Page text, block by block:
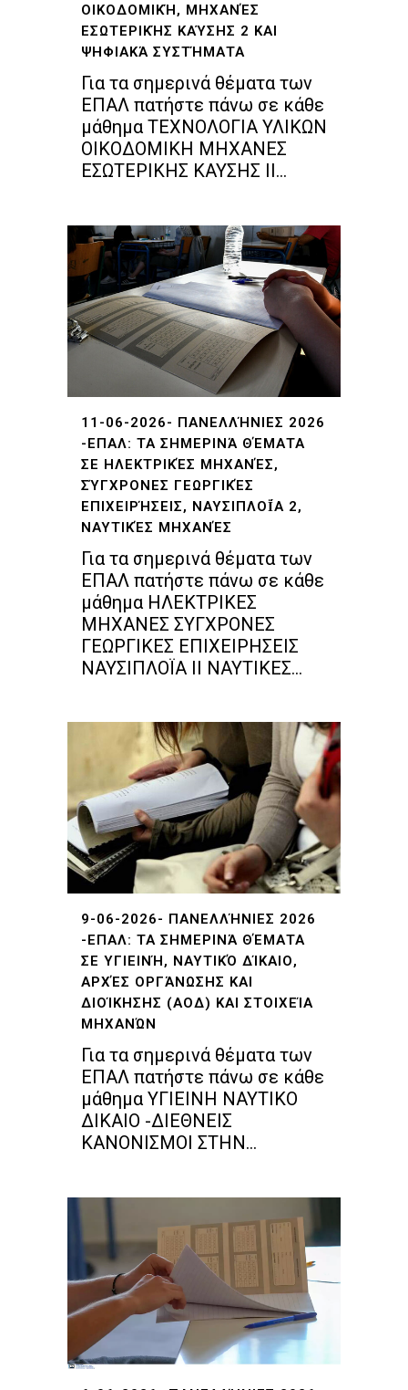
ΟΙΚΟΔΟΜΙΚΉ, ΜΗΧΑΝΈΣ
ΕΣΩΤΕΡΙΚΉΣ ΚΑΎΣΗΣ 2 ΚΑΙ
ΨΗΦΙΑΚΆ ΣΥΣΤΉΜΑΤΑ
Για τα σημερινά θέματα των
ΕΠΑΛ πατήστε πάνω σε κάθε
μάθημα ΤΕΧΝΟΛΟΓΙΑ ΥΛΙΚΩΝ
ΟΙΚΟΔΟΜΙΚΗ ΜΗΧΑΝΕΣ
ΕΣΩΤΕΡΙΚΗΣ ΚΑΥΣΗΣ II...
11-06-2026- ΠΑΝΕΛΛΉΝΙΕΣ 2026
-ΕΠΑΛ: ΤΑ ΣΗΜΕΡΙΝΆ ΘΈΜΑΤΑ
ΣΕ ΗΛΕΚΤΡΙΚΈΣ ΜΗΧΑΝΈΣ,
ΣΎΓΧΡΟΝΕΣ ΓΕΩΡΓΙΚΈΣ
ΕΠΙΧΕΙΡΉΣΕΙΣ, ΝΑΥΣΙΠΛΟΪ́Α 2, ΝΑ
ΥΤΙΚΈΣ ΜΗΧΑΝΈΣ
Για τα σημερινά θέματα των
ΕΠΑΛ πατήστε πάνω σε κάθε
μάθημα ΗΛΕΚΤΡΙΚΕΣ
ΜΗΧΑΝΕΣ ΣΥΓΧΡΟΝΕΣ
ΓΕΩΡΓΙΚΕΣ ΕΠΙΧΕΙΡΗΣΕΙΣ
ΝΑΥΣΙΠΛΟΪΑ ΙΙ ΝΑΥΤΙΚΕΣ...
9-06-2026- ΠΑΝΕΛΛΉΝΙΕΣ 2026
-ΕΠΑΛ: ΤΑ ΣΗΜΕΡΙΝΆ ΘΈΜΑΤΑ
ΣΕ ΥΓΙΕΙΝΉ, ΝΑΥΤΙΚΌ ΔΊΚΑΙΟ,
ΑΡΧΈΣ ΟΡΓΆΝΩΣΗΣ ΚΑΙ
ΔΙΟΊΚΗΣΗΣ (ΑΟΔ) ΚΑΙ ΣΤΟΙΧΕΊΑ
ΜΗΧΑΝΏΝ
Για τα σημερινά θέματα των
ΕΠΑΛ πατήστε πάνω σε κάθε
μάθημα ΥΓΙΕΙΝΗ ΝΑΥΤΙΚΟ
ΔΙΚΑΙΟ -ΔΙΕΘΝΕΙΣ
ΚΑΝΟΝΙΣΜΟΙ ΣΤΗΝ...